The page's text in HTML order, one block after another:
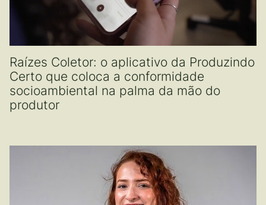
Raízes Coletor: o aplicativo da Produzindo
Certo que coloca a conformidade
socioambiental na palma da mão do
produtor